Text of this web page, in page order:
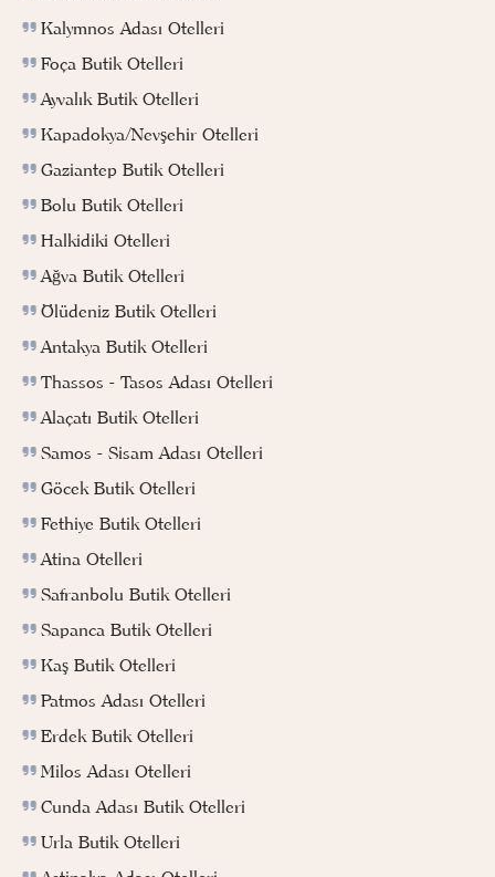
Kalymnos Adası Otelleri
Foça Butik Otelleri
Ayvalık Butik Otelleri
Kapadokya/Nevşehir Otelleri
Gaziantep Butik Otelleri
Bolu Butik Otelleri
Halkidiki Otelleri
Ağva Butik Otelleri
Ölüdeniz Butik Otelleri
Antakya Butik Otelleri
Thassos - Tasos Adası Otelleri
Alaçatı Butik Otelleri
Samos - Sisam Adası Otelleri
Göcek Butik Otelleri
Fethiye Butik Otelleri
Atina Otelleri
Safranbolu Butik Otelleri
Sapanca Butik Otelleri
Kaş Butik Otelleri
Patmos Adası Otelleri
Erdek Butik Otelleri
Milos Adası Otelleri
Cunda Adası Butik Otelleri
Urla Butik Otelleri